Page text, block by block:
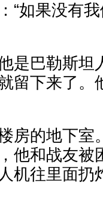
“如果没有
是巴勒斯坦
留下来了。
房的地下室
他和战友被
机往里面扔